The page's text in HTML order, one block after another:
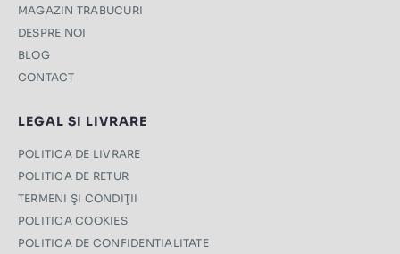
MAGAZIN TRABUCURI
DESPRE NOI
BLOG
CONTACT
LEGAL SI LIVRARE
POLITICA DE LIVRARE
POLITICA DE RETUR
TERMENI ŞI CONDIŢII
POLITICA COOKIES
POLITICA DE CONFIDENTIALITATE